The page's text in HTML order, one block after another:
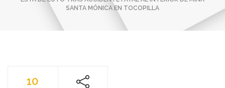
SANTA MÓNICA EN TOCOPILLA
10